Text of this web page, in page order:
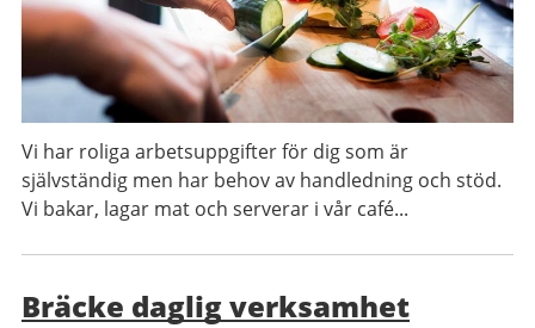
Vi har roliga arbetsuppgifter för dig som är
självständig men har behov av handledning och stöd.
Vi bakar, lagar mat och serverar i vår café...
Bräcke daglig verksamhet